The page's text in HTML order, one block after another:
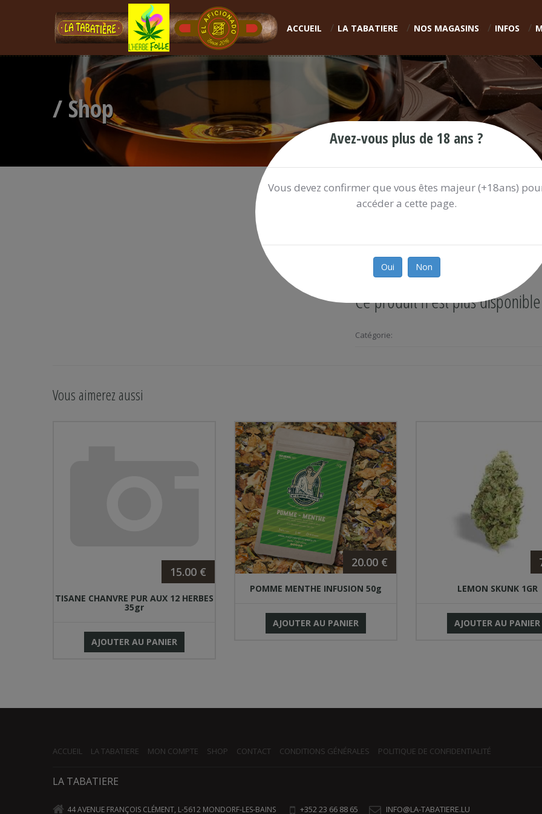
ACCUEIL LA TABATIERE NOS MAGASINS INFOS
/ Shop
MY CBD THE NATURE
13.20 €
MYCBDT503L
Ce produit n'est plus
Catégorie:
Vous aimerez aussi
15.00 €
TISANE CHANVRE PUR AUX 12 HERBES
35gr
AJOUTER AU PANIER
20.00 €
POMME MENTHE INFUSION 50g
AJOUTER AU PANIER
LEMON SKUNK 1GR
AJOUTER AU PANIER
ACCUEIL LA TABATIERE MON COMPTE SHOP CONTACT CONDITIONS GÉNÉRALES POLITIQUE DE CONFIDENTIALITÉ
LA TABATIERE
44 AVENUE FRANÇOIS CLÉMENT, L-5612 MONDORF-LES-BAINS +352 23 66 88 65 INFO@LA-TABATIERE.LU
Avez-vous plus de 18 ans ?
Vous devez confirmer que vous êtes majeur (+18ans)
accéder a cette page.
Oui Non